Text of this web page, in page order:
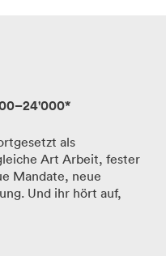
als
Art Arbeit, fester
Mandate, neue
Und ihr hört auf,